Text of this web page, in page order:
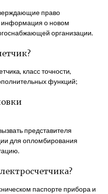
право
информация о новом
организации.
класс точности,
функций;
представителя
для опломбирования
паспорте прибора и